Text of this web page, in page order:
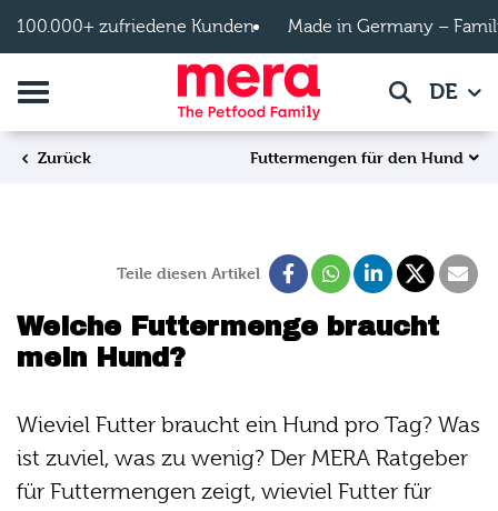
100.000+ zufriedene Kunden Made in Germany –
Navigation umschalten SucheDE
Zurück Futtermengen für den Hund
Teile diesen Artikel
Welche Futtermenge braucht
mein Hund?
Wieviel Futter braucht ein Hund pro Tag? Was
ist zuviel, was zu wenig? Der MERA Ratgeber
für Futtermengen zeigt, wieviel Futter für